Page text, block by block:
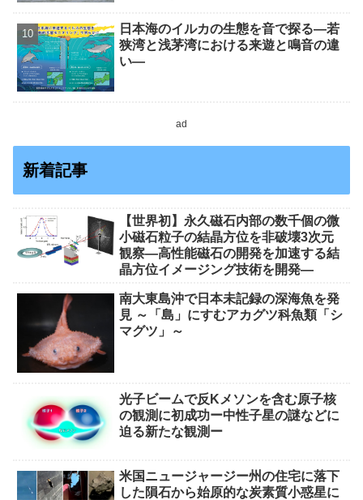
日本海のイルカの生態を音で探る―若
狭湾と浅茅湾における来遊と鳴音の違
い―
ad
新着記事
【世界初】永久磁石内部の数千個の微
小磁石粒子の結晶方位を非破壊3次元
観察―高性能磁石の開発を加速する結
晶方位イメージング技術を開発―
南大東島沖で日本未記録の深海魚を発
見 ～「島」にすむアカグツ科魚類「シ
マグツ」～
光子ビームで反Kメソンを含む原子核
の観測に初成功ー中性子星の謎などに
迫る新たな観測ー
米国ニュージャージー州の住宅に落下
した隕石から始原的な炭素質小惑星に